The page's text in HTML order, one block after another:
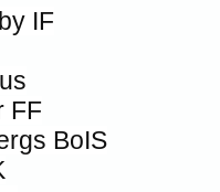
IF
FF
BoIS